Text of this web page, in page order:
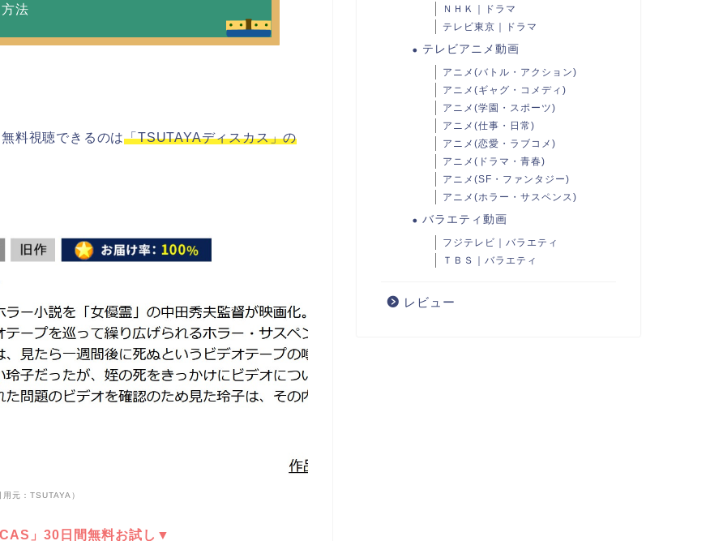
法
料視聴できるのは「TSUTAYAディスカス」の
用元：TSUTAYA）
」30日間無料お試し▼
ＮＨＫ｜ドラマ
テレビ東京｜ドラマ
テレビアニメ動画
アニメ(バトル・アクション)
アニメ(ギャグ・コメディ)
アニメ(学園・スポーツ)
アニメ(仕事・日常)
アニメ(恋愛・ラブコメ)
アニメ(ドラマ・青春)
アニメ(SF・ファンタジー)
アニメ(ホラー・サスペンス)
バラエティ動画
フジテレビ｜バラエティ
ＴＢＳ｜バラエティ
レビュー